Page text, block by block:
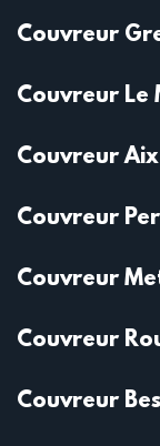
Couvreur
Couvreur Le
Couvreur
Couvreur
Couvreur
Couvreur
Couvreur